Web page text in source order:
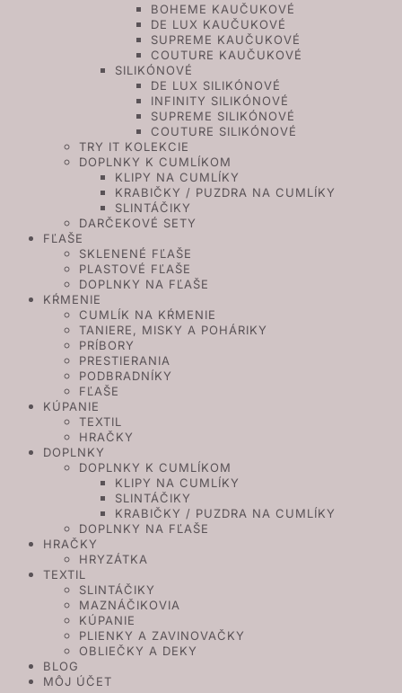
BOHEME KAUČUKOVÉ
DE LUX KAUČUKOVÉ
SUPREME KAUČUKOVÉ
COUTURE KAUČUKOVÉ
SILIKÓNOVÉ
DE LUX SILIKÓNOVÉ
INFINITY SILIKÓNOVÉ
SUPREME SILIKÓNOVÉ
COUTURE SILIKÓNOVÉ
TRY IT KOLEKCIE
DOPLNKY K CUMLÍKOM
KLIPY NA CUMLÍKY
KRABIČKY / PUZDRA NA CUMLÍKY
SLINTÁČIKY
DARČEKOVÉ SETY
FĽAŠE
SKLENENÉ FĽAŠE
PLASTOVÉ FĽAŠE
DOPLNKY NA FĽAŠE
KŔMENIE
CUMLÍK NA KŔMENIE
TANIERE, MISKY A POHÁRIKY
PRÍBORY
PRESTIERANIA
PODBRADNÍKY
FĽAŠE
KÚPANIE
TEXTIL
HRAČKY
DOPLNKY
DOPLNKY K CUMLÍKOM
KLIPY NA CUMLÍKY
SLINTÁČIKY
KRABIČKY / PUZDRA NA CUMLÍKY
DOPLNKY NA FĽAŠE
HRAČKY
HRYZÁTKA
TEXTIL
SLINTÁČIKY
MAZNÁČIKOVIA
KÚPANIE
PLIENKY A ZAVINOVAČKY
OBLIEČKY A DEKY
BLOG
MÔJ ÚČET